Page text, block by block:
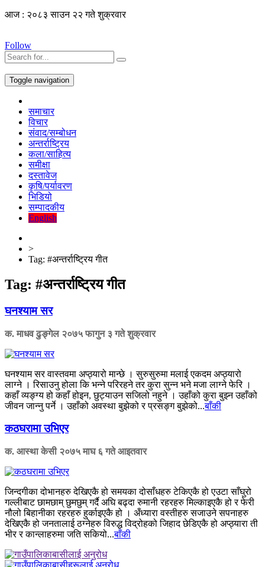
आज : २०८३ साउन २२ गते शुक्रवार
Follow
Toggle navigation
समाचार
विचार
संवाद/सम्बोधन
अन्तर्राष्ट्रिय
कला/साहित्य
समीक्षा
दस्तावेज
कृषि/पर्यावरण
भिडियो
सम्पादकीय
English
>
Tag: #अन्तर्राष्ट्रिय गीत
Tag: #अन्तर्राष्ट्रिय गीत
घनश्याम सर
क. माधव ढुङ्गेल २०७५ फागुन ३ गते शुक्रवार
घनश्याम सर वास्तवमा अप्ठ्यारो मान्छे । सुरुसुरुमा मलाई एकदम अप्ठ्यारो
लाग्ने । रिसाउनु होला कि भन्ने परिरहने तर कुरा सुन्न भने मजा लाग्ने फेरि ।
कहाँ व्यङ्ग्य हो कहाँ होइन, छुट्याउन सजिलो नहुने । उहाँको कुरा बुझ्न उहाँको
जीवन जान्नु पर्ने । उहाँको अवस्था बुझेको र प्रसङ्ग बुझेको...बाँकी
कठघरामा उभिएर
क. आस्था केसी २०७५ माघ ६ गते आइतवार
जिन्दगीका दोभानहरु देखिएकै हो समयका दोसाँधहरु टेकिएकै हो एउटा साँघुरो
गल्लीबाट छामछाम् छुमछुम् गर्दै अघि बढ्दा रुमानी रहरहरु मिल्काइएकै हो र फेरी
नौलो बिहानीका रहरहरु हुर्काइएकै हो । अँध्यारा वस्तीहरु सजाउने सपनाहरु
देखिएकै हो जनतालाई ठग्नेहरु विरुद्ध विद्रोहको जिहाद छेडिएकै हो अप्ठ्यारा ती
भीर र कान्लाहरुमा जति सकियो...बाँकी